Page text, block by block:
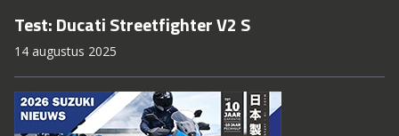
Test: Ducati Streetfighter V2 S
14 augustus 2025